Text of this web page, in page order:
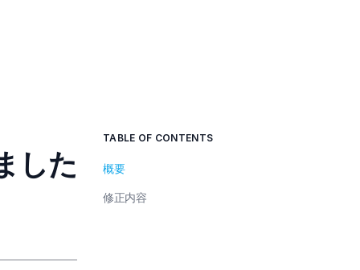
した
TABLE OF CONTENTS
概要
修正内容